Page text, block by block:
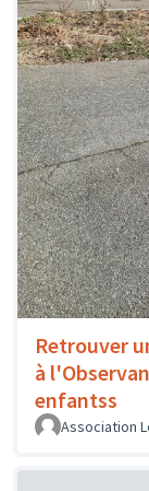
Retrouver
à
enfantss
Association